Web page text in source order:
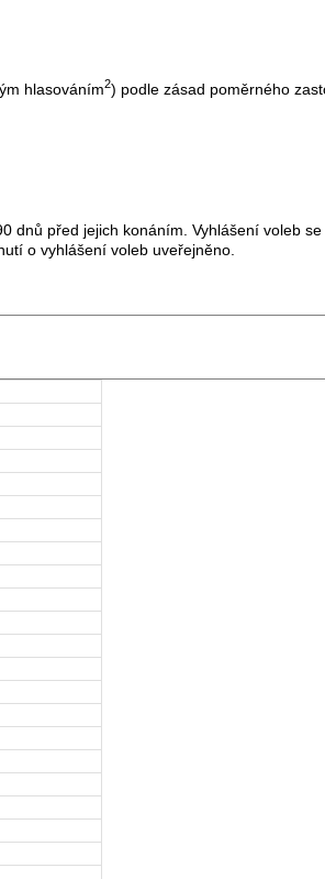
hlasováním2) podle zásad poměrného
před jejich konáním. Vyhlášení voleb se
o vyhlášení voleb uveřejněno.